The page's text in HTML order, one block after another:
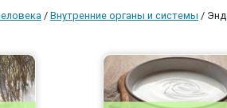
/ Внутренние органы и системы /